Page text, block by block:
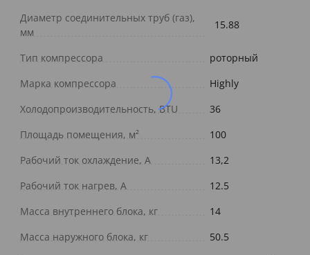
Диаметр соединительных труб (газ),
мм
15.88
Тип компрессора
роторный
Марка компрессора
Highly
Холодопроизводительность, BTU
36
Площадь помещения, м²
100
Рабочий ток охлаждение, А
13,2
Рабочий ток нагрев, А
12.5
Масса внутреннего блока, кг
14
Масса наружного блока, кг
50.5